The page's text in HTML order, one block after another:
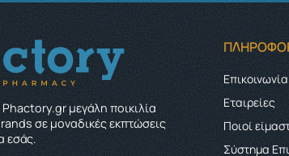
μεγάλη ποικιλία
σε μοναδικές εκπτώσεις
εσάς.
Επικοινωνία
Εταιρείες
Ποιοί
Σύστημα